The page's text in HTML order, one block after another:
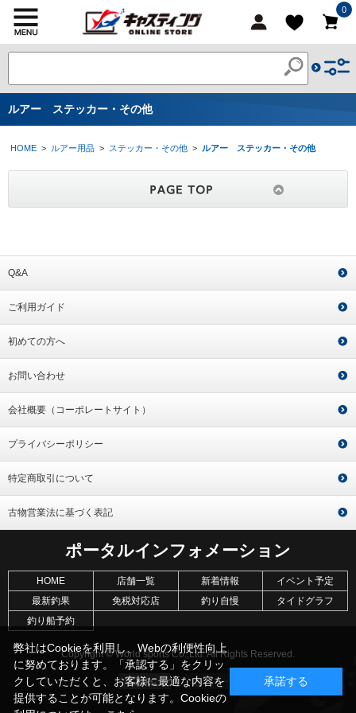
0
ルアー ステッカー・その他
HOME > ルアー用品 > ステッカー・その他 > ルアー ステッカー・その他
Q&A
ご利用ガイド
初めての方へ
お問い合わせ
会社概要（コーポレートサイト）
プライバシーポリシー
特定商取引について
古物営業法に基づく表記
ポータルインフォメーション
HOME 店舗一覧 新着情報
イベント予定
最新釣果
免税対応店 釣り自慢
タイドグラフ
釣り船予約
Copyright © World sports Co.,Ltd. All Rights Reserved.
弊社はCookieを利用し、Webの利便性向上
に努めております。「承認する」をクリッ
クしていただくと、お客様に最適な内容を
提供することが可能となります。Cookieの
承諾する